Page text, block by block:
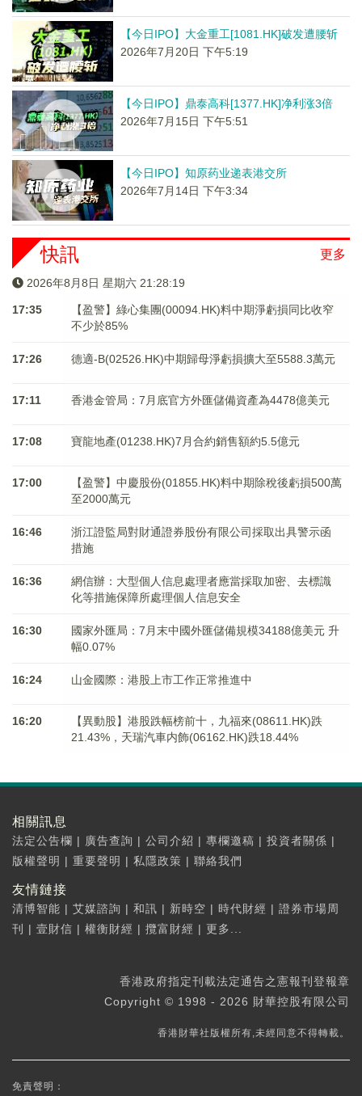
【今日IPO】大金重工[1081.HK]破发遭腰斩
2026年7月20日 下午5:19
【今日IPO】鼎泰高科[1377.HK]净利涨3倍
2026年7月15日 下午5:51
【今日IPO】知原药业递表港交所
2026年7月14日 下午3:34
更多
快訊
2026年8月8日 星期六 21:28:19
17:35
【盈警】綠心集團(00094.HK)料中期淨虧損同比收窄
不少於85%
17:26 德適-B(02526.HK)中期歸母淨虧損擴大至5588.3萬元
17:11 香港金管局：7月底官方外匯儲備資產為4478億美元
17:08 寶龍地產(01238.HK)7月合約銷售額約5.5億元
17:00
【盈警】中慶股份(01855.HK)料中期除稅後虧損500萬
至2000萬元
16:46
浙江證監局對財通證券股份有限公司採取出具警示函
措施
16:36
網信辦：大型個人信息處理者應當採取加密、去標識
化等措施保障所處理個人信息安全
16:30
國家外匯局：7月末中國外匯儲備規模34188億美元 升
幅0.07%
16:24 山金國際：港股上市工作正常推進中
16:20
【異動股】港股跌幅榜前十，九福來(08611.HK)跌
21.43%，天瑞汽車内飾(06162.HK)跌18.44%
相關訊息
法定公告欄 | 廣告查詢 | 公司介紹 | 專欄邀稿 | 投資者關係 |
版權聲明 | 重要聲明 | 私隱政策 | 聯絡我們
友情鏈接
清博智能 | 艾媒諮詢 | 和訊 | 新時空 | 時代財經 | 證券市場周
刊
| 壹財信 | 權衡財經 | 攬富財經 | 更多...
香港政府指定刊載法定通告之憲報刊登報章
Copyright © 1998 - 2026 財華控股有限公司
香港財華社版權所有,未經同意不得轉載。
免責聲明：